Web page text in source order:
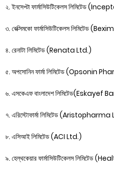
২. ইনসেপ্টা ফার্মাসিউটিকেলস
৩. বেক্সিমকো ফার্মাসিউটিকেলস
৪. রেনাটা লিমিটেড (Renata Ltd.)
৫. অপসোনিন ফার্মা লিমিটেড (Opsonin
৬. এসকেএফ বাংলাদেশ
৭. এরিস্টোফার্মা লিমিটেড
৮. এসিআই লিমিটেড (ACI Ltd.)
৯. হেল্থকেয়ার ফার্মাসিউটিকেলস